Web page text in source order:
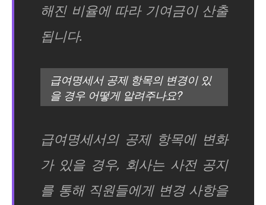
해진 비율에 따라 기여금이 산출
됩니다.
급여명세서 공제 항목의 변경이 있
을 경우 어떻게 알려주나요?
급여명세서의 공제 항목에 변화
가 있을 경우, 회사는 사전 공지
를 통해 직원들에게 변경 사항을